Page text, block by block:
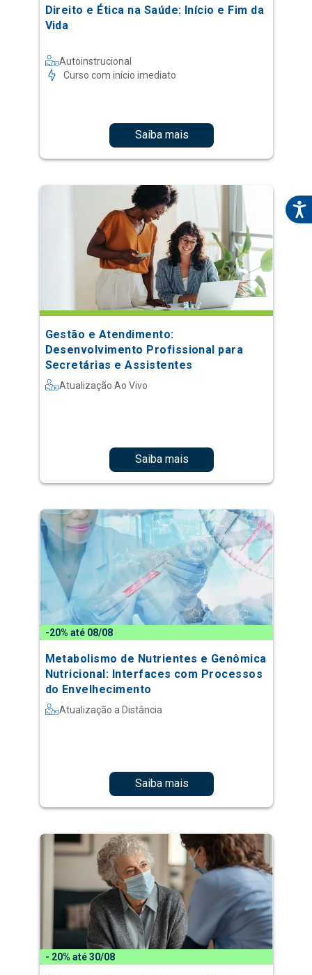
Direito e Ética na Saúde: Início e Fim da
Vida
Autoinstrucional
Curso com início imediato
Saiba mais
Gestão e Atendimento:
Desenvolvimento Profissional para
Secretárias e Assistentes
Atualização Ao Vivo
Saiba mais
-20% até 08/08
Metabolismo de Nutrientes e Genômica
Nutricional: Interfaces com Processos
do Envelhecimento
Atualização a Distância
Saiba mais
- 20% até 30/08